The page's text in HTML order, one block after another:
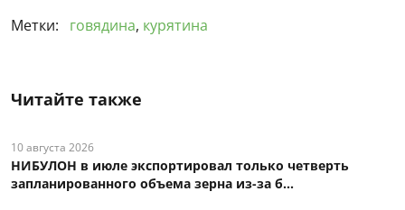
Метки:
говядина, курятина
Читайте также
10 августа 2026
НИБУЛОН в июле экспортировал только четверть
запланированного объема зерна из-за б...